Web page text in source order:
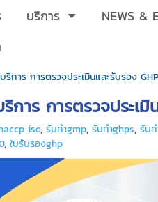
บริการ NEWS &
าร การตรวจประเมินและรับรอง
าร การตรวจประเมิ
iso, รับทำgmp, รับทำghps, รับท
, ใบรับรองghp